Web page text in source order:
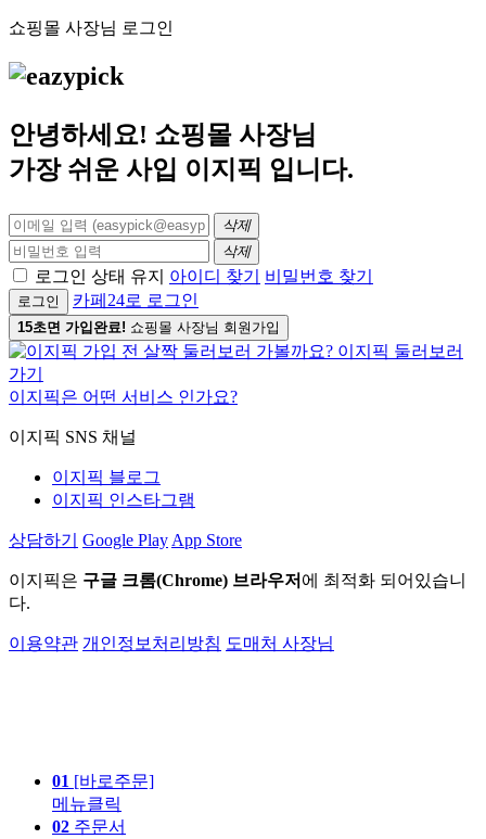
쇼핑몰 사장님 로그인
안녕하세요! 쇼핑몰 사장님
가장 쉬운 사입 이지픽 입니다.
삭제
삭제
로그인 상태 유지 아이디 찾기 비밀번호 찾기
로그인 카페24로 로그인
15초면 가입완료! 쇼핑몰 사장님 회원가입
이지픽은 어떤 서비스 인가요?
이지픽 SNS 채널
이지픽 블로그
이지픽 인스타그램
상담하기 Google Play App Store
이지픽은 구글 크롬(Chrome) 브라우저 에 최적화 되어있습니
다.
이용약관 개인정보처리방침 도매처 사장님
01 [바로주문]
메뉴클릭
02 주문서